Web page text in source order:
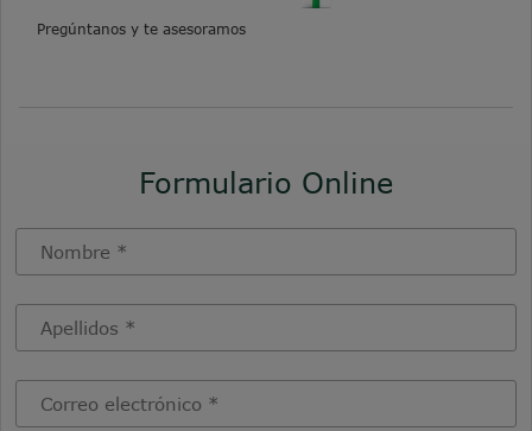
Pregúntanos y te asesoramos
Formulario Online